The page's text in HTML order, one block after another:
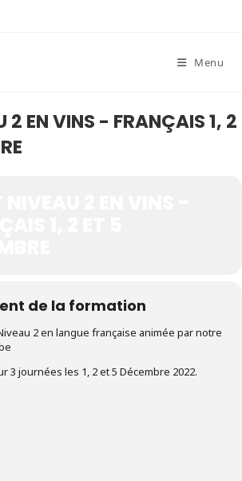
Menu
2 EN VINS - FRANÇAIS 1, 2
de la formation
2 en langue française animée par notre
3 journées les 1, 2 et 5 Décembre 2022.